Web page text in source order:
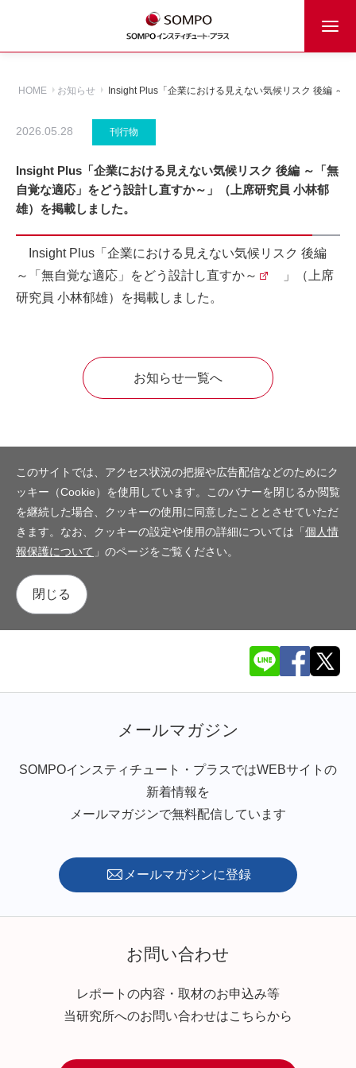
HOME お知らせ Insight Plus「企業における見えない気候リスク 後編 ～
2026.05.28 刊行物
Insight Plus「企業における見えない気候リスク 後編 ～「無
自覚な適応」をどう設計し直すか～」（上席研究員 小林郁
雄）を掲載しました。
Insight Plus「 企業における見えない気候リスク 後編
～「無自覚な適応」をどう設計し直すか～
」（上席
研究員 小林郁雄）を掲載しました。
お知らせ一覧へ
このサイトでは、アクセス状況の把握や広告配信などのためにク
ッキー（Cookie）を使用しています。このバナーを閉じるか閲覧
を継続した場合、クッキーの使用に同意したこととさせていただ
きます。なお、クッキーの設定や使用の詳細については「個人情
報保護について 」のページをご覧ください。
閉じる
メールマガジン
SOMPOインスティチュート・プラスではWEBサイトの
新着情報を
メールマガジンで無料配信しています
メールマガジンに登録
お問い合わせ
レポートの内容・取材のお申込み等
当研究所へのお問い合わせはこちらから